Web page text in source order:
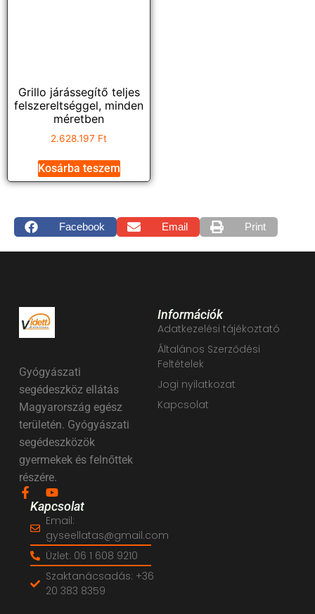
Grillo járássegítő teljes
felszereltséggel, minden
méretben
2.628.197 Ft
Kosárba teszem
Facebook Email Print
Gyógyászati
segédeszköz ellátás
Magyarország egész
területén. Gyógyászati
segédeszközök
gyermekek és felnőttek
részére.
Információk
Adatkezelési tájékoztató
Általános Szerződési
Feltételek
Jogi nyilatkozat
Kapcsolat
Kapcsolat
Email:
gyseellatas@gmail.com
Üzlet: 06 1 608 9210
Szaktanácsadás: +36
20 383 8359